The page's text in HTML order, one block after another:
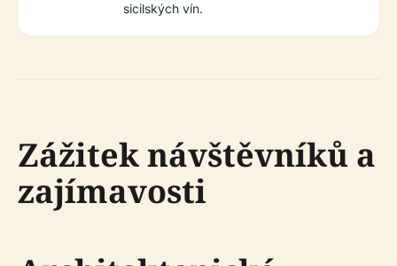
sicilských vín.
Zážitek návštěvníků a
zajímavosti